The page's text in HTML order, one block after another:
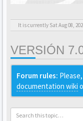
It is currently Sat Aug 08,
VERSIÓN
Forum rules:
documentation wiki